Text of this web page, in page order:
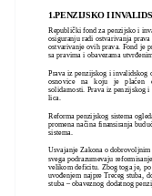
1.PENZIJSKO I
Republički fond za penzijsko i
osiguranju radi ostvarivanja
ostvarivanje ovih prava. Fond je
sa pravima i obavezama
Prava iz penzijskog i invalidskog
osnovice na koju je plaćen
solidarnosti. Prava iz penzijskog i
lica.
Reforma penzijskog sistema
promena načina finansiranja
sistema.
Usvajanje Zakona o
svega podrazumevaju
velikom deficitu. Zbog toga je, po
uvođenjem najpre Trećeg stuba,
stuba – obaveznog dodatnog